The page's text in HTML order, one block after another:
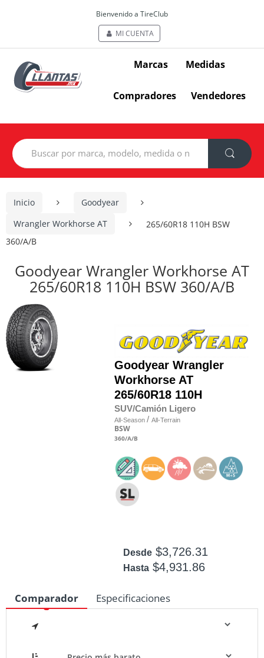
Bienvenido a TireClub
MI CUENTA
Marcas Medidas
Compradores Vendedores
Search
for:
Inicio
Goodyear
Wrangler Workhorse AT
265/60R18 110H BSW
360/A/B
Goodyear Wrangler Workhorse AT
265/60R18 110H BSW 360/A/B
Goodyear Wrangler
Workhorse AT
265/60R18 110H
SUV/Camión Ligero
All-Season / All-Terrain
BSW
360/A/B
Desde $3,726.31
Hasta $4,931.86
Comparador Especificaciones